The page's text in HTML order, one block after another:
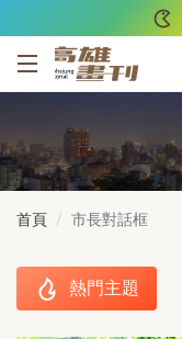
高雄畫刊
首頁 市長對話框
熱門主題